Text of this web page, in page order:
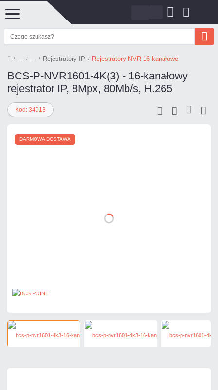
Rejestratory IP Rejestratory NVR 16 kanałowe
BCS-P-NVR1601-4K(3) - 16-kanałowy
rejestrator IP, 8Mpx, 80Mb/s, H.265
Kod: 34013
DARMOWA DOSTAWA